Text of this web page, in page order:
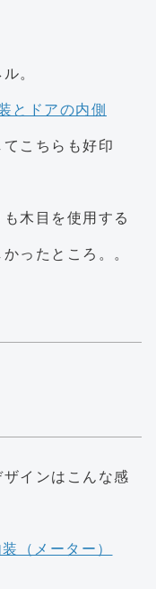
。
こちらも好印
木目を使用する
ったところ。。
インはこんな感